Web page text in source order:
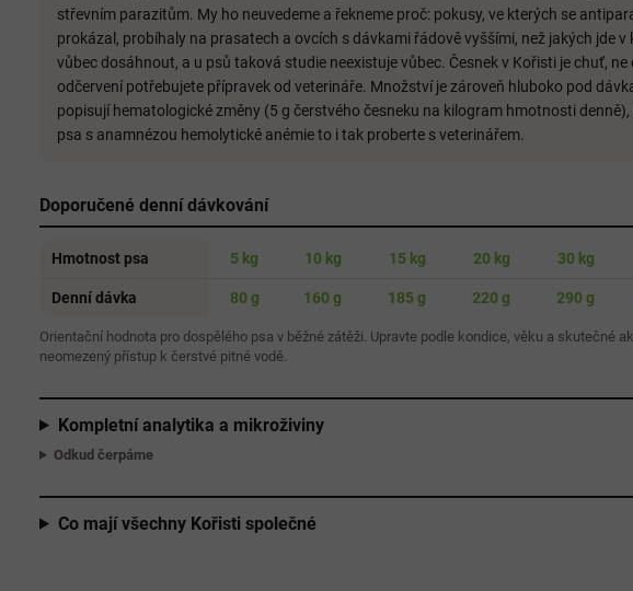
střevním parazitům. My ho neuvedeme a řekneme proč: pokusy, ve kterých se
prokázal, probíhaly na prasatech a ovcích s dávkami řádově vyššími, než jakých jde
vůbec dosáhnout, a u psů taková studie neexistuje vůbec. Česnek v Kořisti je chuť, ne
odčervení potřebujete přípravek od veterináře. Množství je zároveň hluboko pod
popisují hematologické změny (5 g čerstvého česneku na kilogram hmotnosti denně),
psa s anamnézou hemolytické anémie to i tak proberte s veterinářem.
Doporučené denní dávkování
Hmotnost psa 5 kg 10 kg 15 kg 20 kg 30 kg
Denní dávka 80 g 160 g 185 g 220 g 290 g
Orientační hodnota pro dospělého psa v běžné zátěži. Upravte podle kondice, věku a skutečné
neomezený přístup k čerstvé pitné vodě.
Kompletní analytika a mikroživiny
Odkud čerpáme
Co mají všechny Kořisti společné